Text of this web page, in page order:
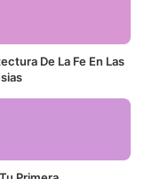
De La Fe En Las